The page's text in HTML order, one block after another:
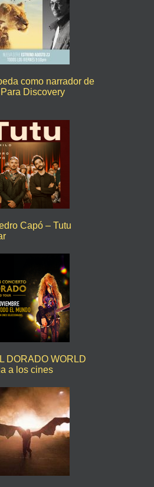
como narrador de
Discovery
Capó – Tutu
DORADO WORLD
a los cines